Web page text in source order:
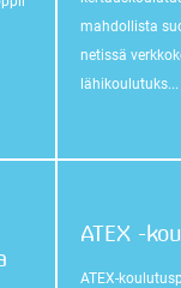
mahdollista
netissä
lähikoulutuks...
ATEX -
ATEX-